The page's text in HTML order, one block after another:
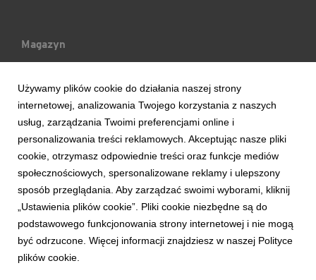
Magazyn
Mój Blog
Ludzie & Wydarzenia
Trendy & Raporty
Aktualności
Copyright © 2017 Bank Handlowy w Warszawie S.A.
Używamy plików cookie do działania naszej strony
internetowej, analizowania Twojego korzystania z naszych
usług, zarządzania Twoimi preferencjami online i
personalizowania treści reklamowych. Akceptując nasze pliki
cookie, otrzymasz odpowiednie treści oraz funkcje mediów
społecznościowych, spersonalizowane reklamy i ulepszony
sposób przeglądania. Aby zarządzać swoimi wyborami, kliknij
„Ustawienia plików cookie”. Pliki cookie niezbędne są do
podstawowego funkcjonowania strony internetowej i nie mogą
być odrzucone. Więcej informacji znajdziesz w naszej Polityce
plików cookie.